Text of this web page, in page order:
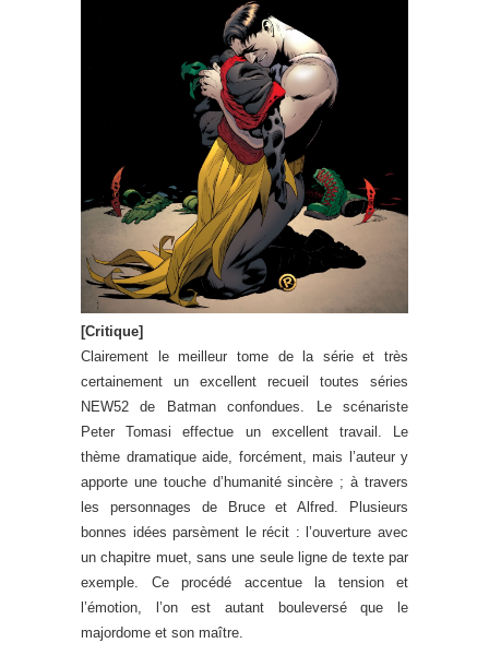
[Critique]
Clairement le meilleur tome de la série et très
certainement un excellent recueil toutes séries
NEW52 de Batman confondues. Le scénariste
Peter Tomasi effectue un excellent travail. Le
thème dramatique aide, forcément, mais l’auteur y
apporte une touche d’humanité sincère ; à travers
les personnages de Bruce et Alfred. Plusieurs
bonnes idées parsèment le récit : l’ouverture avec
un chapitre muet, sans une seule ligne de texte par
exemple. Ce procédé accentue la tension et
l’émotion, l’on est autant bouleversé que le
majordome et son maître.